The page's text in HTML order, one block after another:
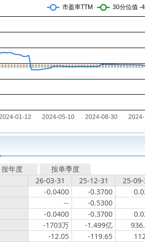
按年度
按单季度
26-03-31 25-12-31
25-
-0.0400 -0.3700
--
-0.5300
-0.0400 -0.3700
-1703万 -1.499亿
-12.05 -119.65